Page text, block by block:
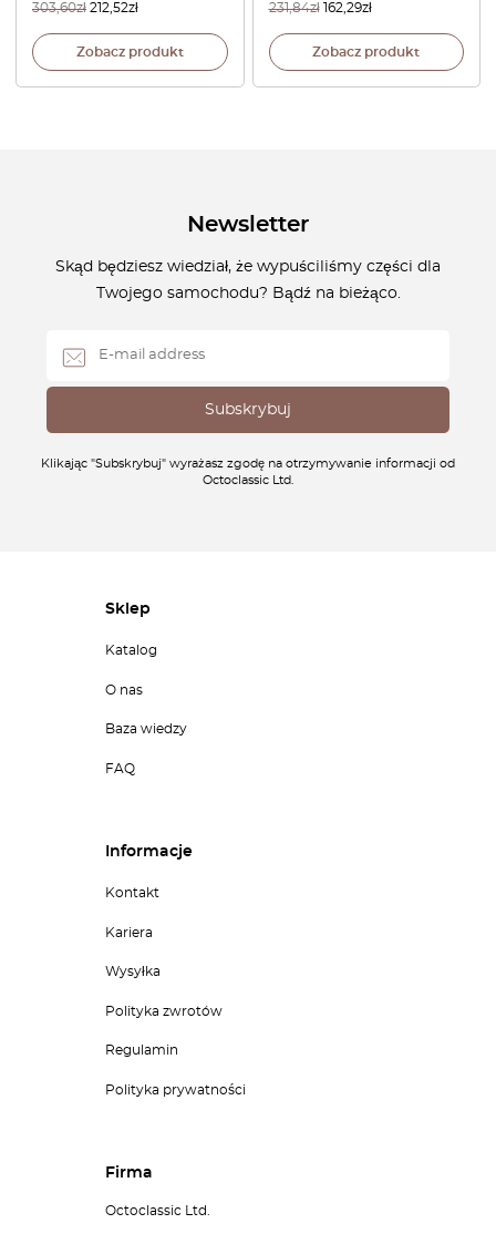
303,60zł 212,52zł
Zobacz produkt
231,84zł 162,29zł
Zobacz produkt
Newsletter
Skąd będziesz wiedział, że wypuściliśmy części dla
Twojego samochodu? Bądź na bieżąco.
Klikając "Subskrybuj" wyrażasz zgodę na otrzymywanie informacji od
Octoclassic Ltd.
Sklep
Katalog
O nas
Baza wiedzy
FAQ
Informacje
Kontakt
Kariera
Wysyłka
Polityka zwrotów
Regulamin
Polityka prywatności
Firma
Octoclassic Ltd.